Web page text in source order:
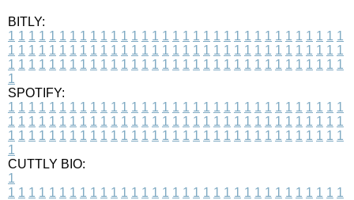
BITLY:
1 1 1 1 1 1 1 1 1 1 1 1 1 1 1 1 1 1 1 1 1 1 1 1 1 1 1 1 1 1 1 1 1
1 1 1 1 1 1 1 1 1 1 1 1 1 1 1 1 1 1 1 1 1 1 1 1 1 1 1 1 1 1 1 1 1
1 1 1 1 1 1 1 1 1 1 1 1 1 1 1 1 1 1 1 1 1 1 1 1 1 1 1 1 1 1 1 1 1
1
SPOTIFY:
1 1 1 1 1 1 1 1 1 1 1 1 1 1 1 1 1 1 1 1 1 1 1 1 1 1 1 1 1 1 1 1 1
1 1 1 1 1 1 1 1 1 1 1 1 1 1 1 1 1 1 1 1 1 1 1 1 1 1 1 1 1 1 1 1 1
1 1 1 1 1 1 1 1 1 1 1 1 1 1 1 1 1 1 1 1 1 1 1 1 1 1 1 1 1 1 1 1 1
1
CUTTLY BIO:
1
1 1 1 1 1 1 1 1 1 1 1 1 1 1 1 1 1 1 1 1 1 1 1 1 1 1 1 1 1 1 1 1 1